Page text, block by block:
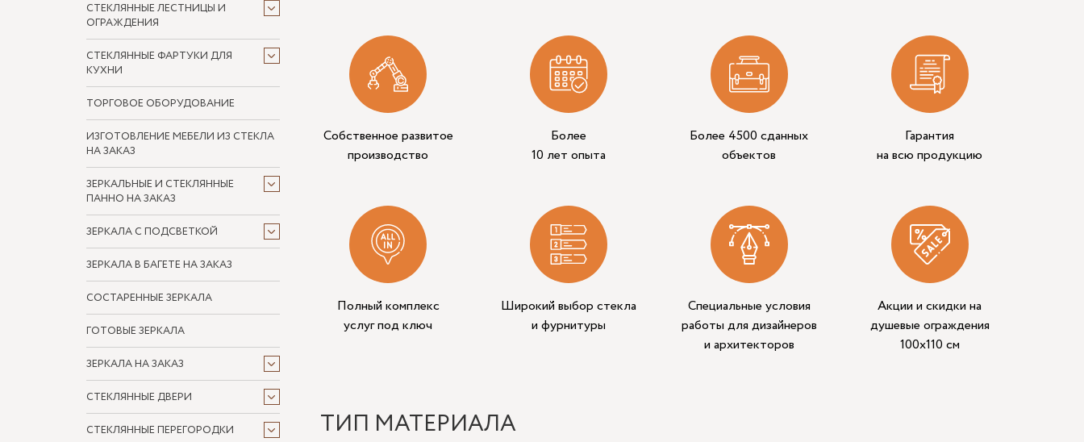
СТЕКЛЯННЫЕ ЛЕСТНИЦЫ И
ОГРАЖДЕНИЯ
СТЕКЛЯННЫЕ ФАРТУКИ ДЛЯ
КУХНИ
ТОРГОВОЕ ОБОРУДОВАНИЕ
ИЗГОТОВЛЕНИЕ МЕБЕЛИ ИЗ СТЕКЛА
НА ЗАКАЗ
ЗЕРКАЛЬНЫЕ И СТЕКЛЯННЫЕ
ПАННО НА ЗАКАЗ
ЗЕРКАЛА С ПОДСВЕТКОЙ
ЗЕРКАЛА В БАГЕТЕ НА ЗАКАЗ
СОСТАРЕННЫЕ ЗЕРКАЛА
ГОТОВЫЕ ЗЕРКАЛА
ЗЕРКАЛА НА ЗАКАЗ
СТЕКЛЯННЫЕ ДВЕРИ
СТЕКЛЯННЫЕ ПЕРЕГОРОДКИ
Собственное развитое
производство
Более
10 лет опыта
Более 4500 сданных
объектов
Гарантия
на всю продукцию
Полный комплекс
услуг под ключ
Широкий выбор стекла
и фурнитуры
Специальные условия
работы для дизайнеров
и архитекторов
Акции и скидки на
душевые ограждения
100х110 см
ТИП МАТЕРИАЛА